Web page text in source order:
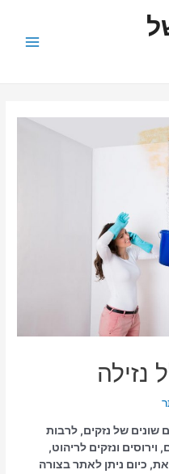
נזילה
שונים של נזקים, לרבות
ונזקים לריהוט,
כיום ניתן לאתר בצורה